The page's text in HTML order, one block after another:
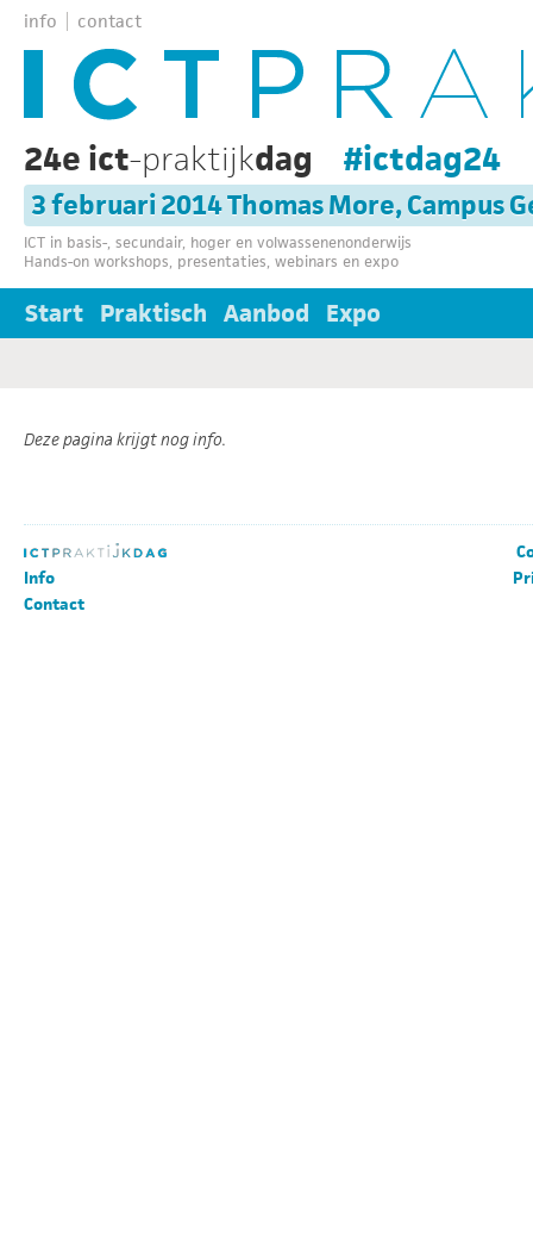
info contact
24e ict-praktijkdag #ictdag24
3 februari 2014 Thomas More, Campus
ICT in basis-, secundair, hoger en volwassenenonderwijs
Hands-on workshops, presentaties, webinars en expo
Start Praktisch Aanbod Expo
Deze pagina krijgt nog info.
Info
Contact